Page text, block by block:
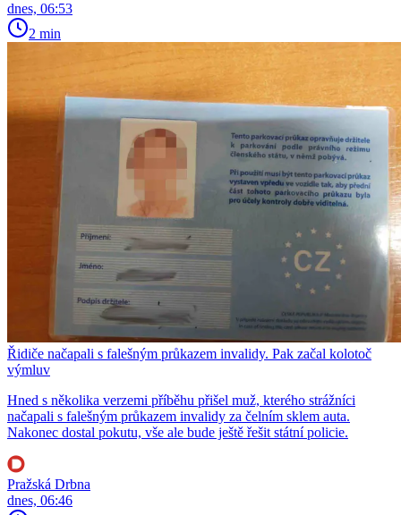
dnes, 06:53
2 min
Řidiče načapali s falešným průkazem invalidy. Pak začal kolotoč
výmluv
Hned s několika verzemi příběhu přišel muž, kterého strážníci
načapali s falešným průkazem invalidy za čelním sklem auta.
Nakonec dostal pokutu, vše ale bude ještě řešit státní policie.
Pražská Drbna
dnes, 06:46